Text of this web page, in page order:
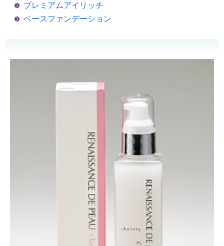
プレミアムアイリッチ
ベースファンデーション